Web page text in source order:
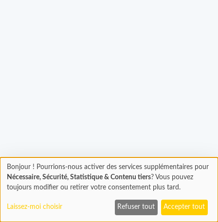
Chargement... Chargement
En cours...
Bonjour ! Pourrions-nous activer des services supplémentaires pour
Nécessaire, Sécurité, Statistique & Contenu tiers? Vous pouvez
toujours modifier ou retirer votre consentement plus tard.
Laissez-moi choisir Refuser tout Accepter tout